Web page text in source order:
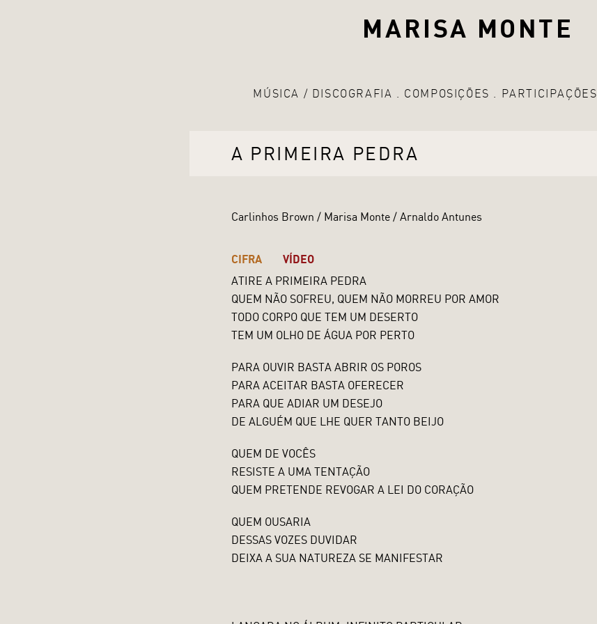
MARISA MONTE
MÚSICA DISCOGRAFIA COMPOSIÇÕES PARTICIPAÇÕES
A PRIMEIRA PEDRA
Carlinhos Brown / Marisa Monte / Arnaldo Antunes
CIFRA
VÍDEO
ATIRE A PRIMEIRA PEDRA
QUEM NÃO SOFREU, QUEM NÃO MORREU POR AMOR
TODO CORPO QUE TEM UM DESERTO
TEM UM OLHO DE ÁGUA POR PERTO
PARA OUVIR BASTA ABRIR OS POROS
PARA ACEITAR BASTA OFERECER
PARA QUE ADIAR UM DESEJO
DE ALGUÉM QUE LHE QUER TANTO BEIJO
QUEM DE VOCÊS
RESISTE A UMA TENTAÇÃO
QUEM PRETENDE REVOGAR A LEI DO CORAÇÃO
QUEM OUSARIA
DESSAS VOZES DUVIDAR
DEIXA A SUA NATUREZA SE MANIFESTAR